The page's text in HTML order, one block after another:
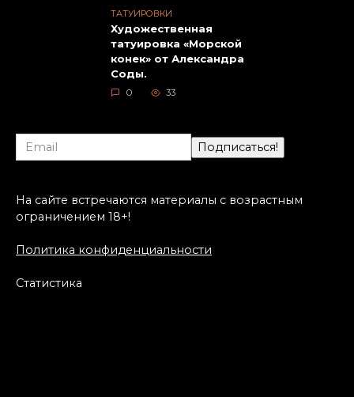
ТАТУИРОВКИ
Художественная
татуировка «Морской
конек» от Александра
Соды.
0 33
На сайте встречаются материалы с возрастным
ограничением 18+!
Политика конфиденциальности
Статистика